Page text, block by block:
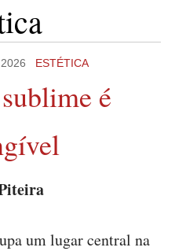
2026 ESTÉTICA
é
um lugar central na